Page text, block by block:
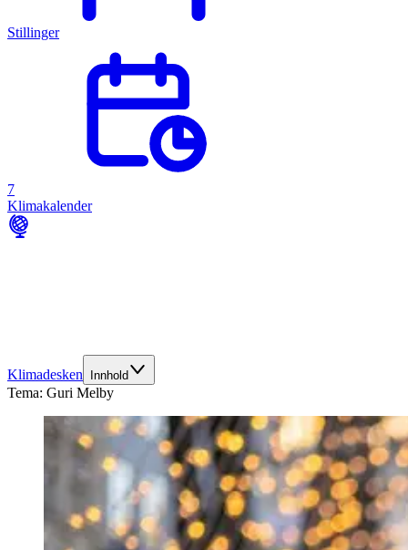
Stillinger
7
Klimakalender
Klimadesken Innhold
Tema: Guri Melby